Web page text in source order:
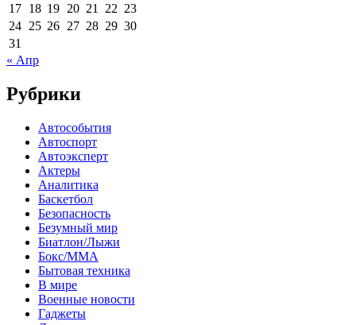
17 18 19 20 21 22 23
24 25 26 27 28 29 30
31
« Апр
Рубрики
Автособытия
Автоспорт
Автоэксперт
Актеры
Аналитика
Баскетбол
Безопасность
Безумный мир
Биатлон/Лыжи
Бокс/MMA
Бытовая техника
В мире
Военные новости
Гаджеты